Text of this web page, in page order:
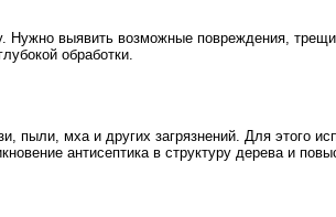
выявить возможные повреждения,
обработки.
пыли, мха и других загрязнений. Для этого
антисептика в структуру дерева и